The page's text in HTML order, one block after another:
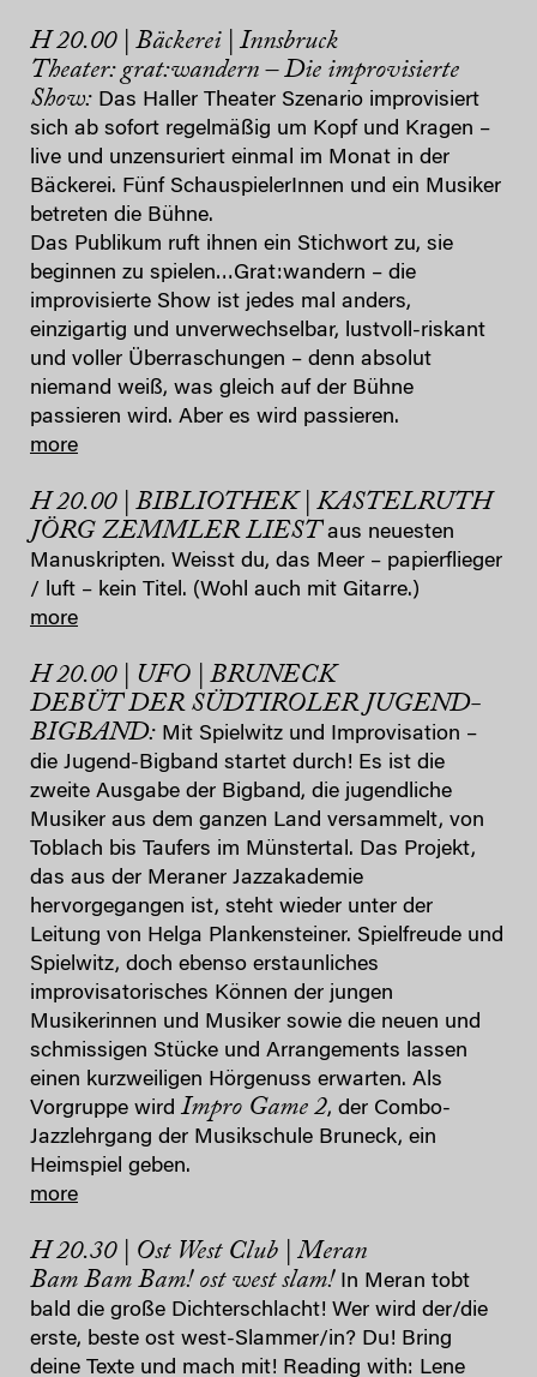
H 20.00 | Bäckerei | Innsbruck
Theater: grat:wandern – Die improvisierte
Show: Das Haller Theater Szenario improvisiert
sich ab sofort regelmäßig um Kopf und Kragen –
live und unzensuriert einmal im Monat in der
Bäckerei. Fünf SchauspielerInnen und ein Musiker
betreten die Bühne.
Das Publikum ruft ihnen ein Stichwort zu, sie
beginnen zu spielen…Grat:wandern – die
improvisierte Show ist jedes mal anders,
einzigartig und unverwechselbar, lustvoll-riskant
und voller Überraschungen – denn absolut
niemand weiß, was gleich auf der Bühne
passieren wird. Aber es wird passieren.
more
H 20.00 | BIBLIOTHEK | KASTELRUTH
JÖRG ZEMMLER LIESTaus neuesten
Manuskripten. Weisst du, das Meer – papierflieger
/ luft – kein Titel. (Wohl auch mit Gitarre.)
more
H 20.00 | UFO | BRUNECK
DEBÜT DER SÜDTIROLER JUGEND-
BIGBAND: Mit Spielwitz und Improvisation –
die Jugend-Bigband startet durch! Es ist die
zweite Ausgabe der Bigband, die jugendliche
Musiker aus dem ganzen Land versammelt, von
Toblach bis Taufers im Münstertal. Das Projekt,
das aus der Meraner Jazzakademie
hervorgegangen ist, steht wieder unter der
Leitung von Helga Plankensteiner. Spielfreude und
Spielwitz, doch ebenso erstaunliches
improvisatorisches Können der jungen
Musikerinnen und Musiker sowie die neuen und
schmissigen Stücke und Arrangements lassen
einen kurzweiligen Hörgenuss erwarten. Als
Vorgruppe wird Impro Game 2, der Combo-
Jazzlehrgang der Musikschule Bruneck, ein
Heimspiel geben.
more
H 20.30 | Ost West Club | Meran
Bam Bam Bam! ost west slam! In Meran tobt
bald die große Dichterschlacht! Wer wird der/die
erste, beste ost west-Slammer/in? Du! Bring
deine Texte und mach mit! Reading with: Lene